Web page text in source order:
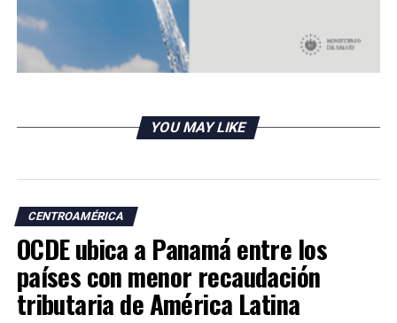
YOU MAY LIKE
CENTROAMÉRICA
OCDE ubica a Panamá entre los
países con menor recaudación
tributaria de América Latina